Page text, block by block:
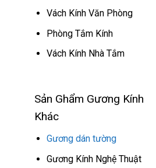
Vách Kính Văn Phòng
Phòng Tắm Kính
Vách Kính Nhà Tắm
Sản Ghẩm Gương Kính
Khác
Gương dán tường
Gương Kính Nghệ Thuật